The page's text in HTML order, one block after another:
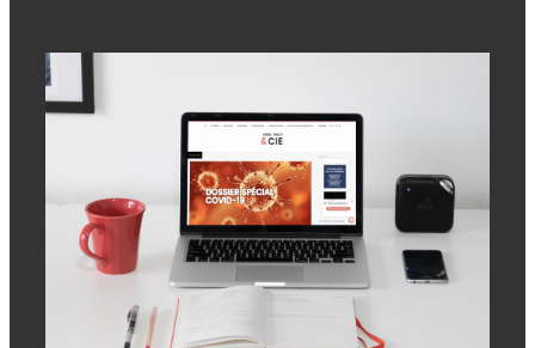
Sorel-Tracy & Cie accorde une importance
majeure au contenu des textes publiés sur sa
tribune mais n’est pas responsable des erreurs
de français de leurs auteurs.
DÉCOUVREZ TOUTES NOS
ACTUALITÉS ET NOS CHRONIQUES